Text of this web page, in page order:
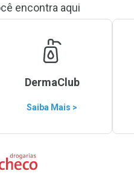
encontra aqui
DermaClub
Saiba Mais >